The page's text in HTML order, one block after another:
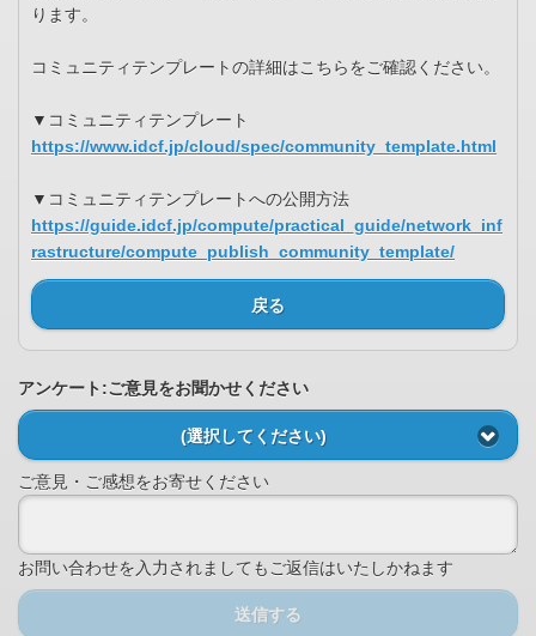
ります。
コミュニティテンプレートの詳細はこちらをご確認ください。
▼コミュニティテンプレート
https://www.idcf.jp/cloud/spec/community_template.html
▼コミュニティテンプレートへの公開方法
https://guide.idcf.jp/compute/practical_guide/network_inf
rastructure/compute_publish_community_template/
戻る
アンケート:ご意見をお聞かせください
(選択してください)
ご意見・ご感想をお寄せください
お問い合わせを入力されましてもご返信はいたしかねます
送信する